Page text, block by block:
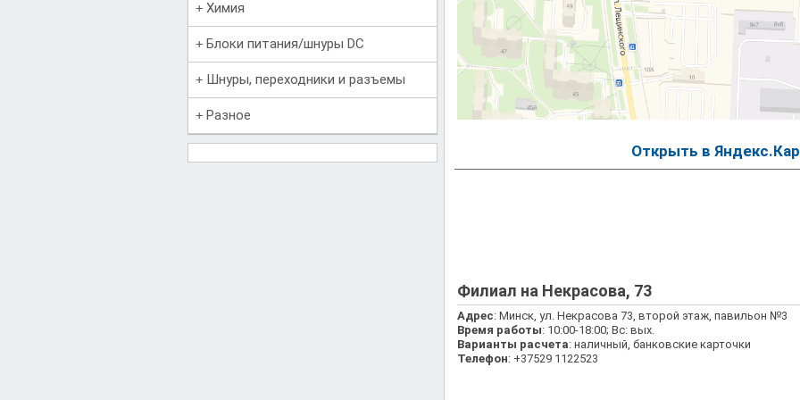
Химия
Блоки питания/шнуры DC
Шнуры, переходники и разъемы
Разное
Открыть в
Филиал на Некрасова, 73
Адрес: Минск, ул. Некрасова 73, второй этаж, павильон №3
Время работы: 10:00-18:00; Вс: вых.
Варианты расчета: наличный, банковские карточки
Телефон: +37529 1122523